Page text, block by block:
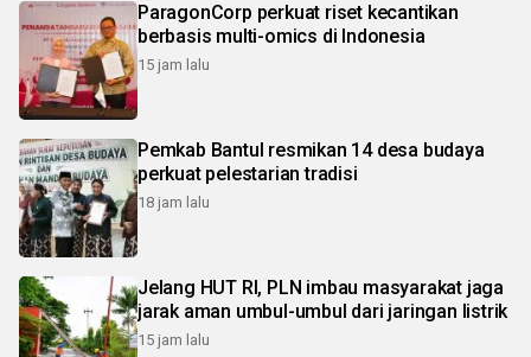
ParagonCorp perkuat riset kecantikan
berbasis multi-omics di Indonesia
15 jam lalu
Pemkab Bantul resmikan 14 desa budaya
perkuat pelestarian tradisi
18 jam lalu
Jelang HUT RI, PLN imbau masyarakat jaga
jarak aman umbul-umbul dari jaringan listrik
15 jam lalu